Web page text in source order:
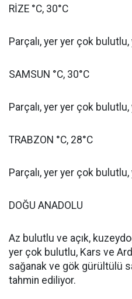
RİZE °C, 30°C
Parçalı, yer yer çok bulutlu,
SAMSUN °C, 30°C
Parçalı, yer yer çok bulutlu,
TRABZON °C, 28°C
Parçalı, yer yer çok bulutlu,
DOĞU ANADOLU
Az bulutlu ve açık,
yer çok bulutlu, Kars ve
sağanak ve gök gürültülü
tahmin ediliyor.